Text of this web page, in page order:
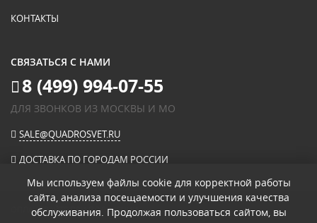
КОНТАКТЫ
СВЯЗАТЬСЯ С НАМИ
8 (499) 994-07-55
ДЛЯ ЗВОНКОВ ИЗ МОСКВЫ И МО
SALE@QUADROSVET.RU
ДОСТАВКА ПО ГОРОДАМ РОССИИ
ОПЛАЧИВАЙТЕ ПРИ ПОЛУЧЕНИИ
Мы используем файлы cookie для корректной работы
сайта, анализа посещаемости и улучшения качества
обслуживания. Продолжая пользоваться сайтом, вы